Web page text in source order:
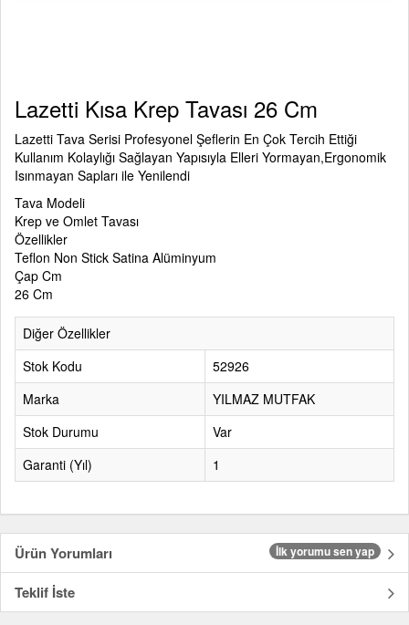
Lazetti Kısa Krep Tavası 26 Cm
Lazetti Tava Serisi Profesyonel Şeflerin En Çok Tercih Ettiği
Kullanım Kolaylığı Sağlayan Yapısıyla Elleri Yormayan,Ergonomik
Isınmayan Sapları ile Yenilendi
Tava Modeli
Krep ve Omlet Tavası
Özellikler
Teflon Non Stick Satina Alüminyum
Çap Cm
26 Cm
Diğer Özellikler
Stok Kodu
52926
Marka
YILMAZ MUTFAK
Stok Durumu
Var
Garanti (Yıl)
1
Ürün Yorumları İlk yorumu sen yap
Teklif İste